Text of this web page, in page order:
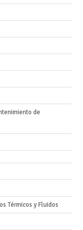
de
Térmicos y Fluidos